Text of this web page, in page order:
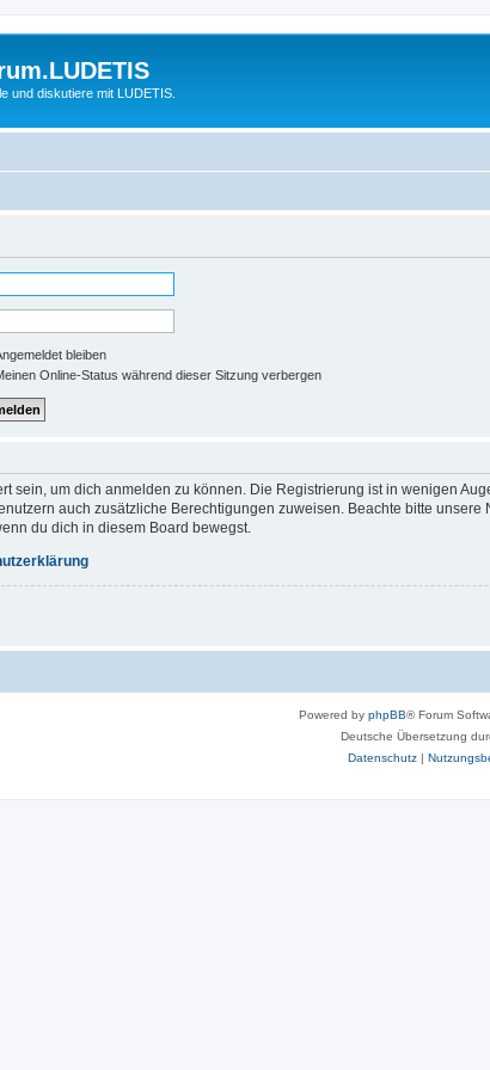
und diskutiere mit LUDETIS.
bleiben
Online-Status während dieser Sitzung verbergen
sein, um dich anmelden zu können. Die Registrierung ist in wenigen
auch zusätzliche Berechtigungen zuweisen. Beachte bitte
du dich in diesem Board bewegst.
Powered by phpBB® Forum
Deutsche Übersetzung
Datenschutz|